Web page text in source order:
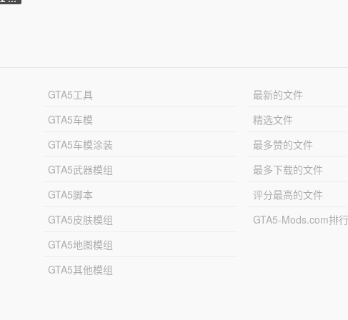
GTA5工具
GTA5车模
GTA5车模涂装
GTA5武器模组
GTA5脚本
GTA5皮肤模组
GTA5地图模组
GTA5其他模组
最新的文件
精选文件
最多赞的文件
最多下载的文件
评分最高的文件
GTA5-Mods.com排